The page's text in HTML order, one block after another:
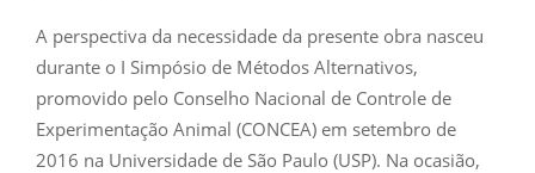
A perspectiva da necessidade da presente obra nasceu
durante o I Simpósio de Métodos Alternativos,
promovido pelo Conselho Nacional de Controle de
Experimentação Animal (CONCEA) em setembro de
2016 na Universidade de São Paulo (USP). Na ocasião,